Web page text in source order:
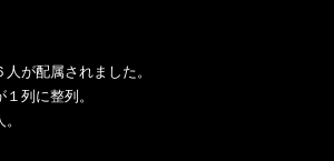
が配属されました。
列に整列。